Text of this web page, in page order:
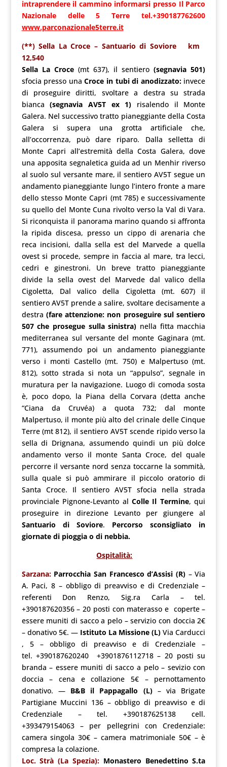
intraprendere il cammino informarsi presso Il Parco
Nazionale delle 5 Terretel.+390187762600
www.parconazionale5terre.it
(**) Sella La Croce – Santuario di Soviore km
12,540
Sella La Croce(mt 637), il sentiero(segnavia 501)
sfocia presso unaCroce in tubi di anodizzato:invece
di proseguire diritti, svoltare a destra su strada
bianca(segnavia AV5T ex 1) risalendo il Monte
Galera. Nel successivo tratto pianeggiante della Costa
Galera si supera una grotta artificiale che,
all’occorrenza, può dare riparo. Dalla selletta di
Monte Capri all’estremità della Costa Galera, dove
una apposita segnaletica guida ad un Menhir riverso
al suolo sul versante mare, il sentiero AV5T segue un
andamento pianeggiante lungo l’intero fronte a mare
dello stesso Monte Capri (mt 785) e successivamente
su quello del Monte Cuna rivolto verso la Val di Vara.
Si riconquista il panorama marino quando si affronta
la ripida discesa, presso un cippo di arenaria che
reca incisioni, dalla sella est del Marvede a quella
ovest si procede, sempre in faccia al mare, tra lecci,
cedri e ginestroni. Un breve tratto pianeggiante
divide la sella ovest del Marvede dal valico della
Cigoletta, Dal valico della Cigoletta (mt. 607) il
sentiero AV5T prende a salire, svoltare decisamente a
destra (fare attenzione: non proseguire sul sentiero
507 che prosegue sulla sinistra) nella fitta macchia
mediterranea sul versante del monte Gaginara (mt.
771), assumendo poi un andamento pianeggiante
verso i monti Castello (mt. 750) e Malpertuso (mt.
812), sotto strada si nota un “appulso”, segnale in
muratura per la navigazione. Luogo di comoda sosta
è, poco dopo, la Piana della Corvara (detta anche
“Ciana da Cruvéa) a quota 732; dal monte
Malpertuso, il monte più alto del crinale delle Cinque
Terre (mt 812), il sentiero AV5T scende ripido verso la
sella di Drignana, assumendo quindi un più dolce
andamento verso il monte Santa Croce, del quale
percorre il versante nord senza toccarne la sommità,
sulla quale si può ammirare il piccolo oratorio di
Santa Croce. Il sentiero AV5T sfocia nella strada
provinciale Pignone-Levanto al Colle Il Termine, qui
proseguire in direzione Levanto per giungere al
Santuario di Soviore. Percorso sconsigliato in
giornate di pioggia o di nebbia.
Ospitalità:
Sarzana: Parrocchia San Francesco d’Assisi (R) – Via
A. Paci, 8 – obbligo di preavviso e di Credenziale –
referenti Don Renzo, Sig.ra Carla – tel.
+390187620356 – 20 posti con materasso e coperte –
essere muniti di sacco a pelo – servizio con doccia 2€
– donativo 5€. —Istituto La Missione (L)Via Carducci
, 5 – obbligo di preavviso e di Credenziale –
tel. +390187620240 +3901876112718 – 20 posti su
branda – essere muniti di sacco a pelo– sevizio con
doccia – cena e collazione 5€ – pernottamento
donativo. — B&B il Pappagallo (L)– via Brigate
Partigiane Muccini 136 – obbligo di preavviso e di
Credenziale – tel. +390187625138 cell.
+393479154063 – per pellegrini con Credenziale:
camera singola 30€ – camera matrimoniale 50€ – è
compresa la colazione.
Loc. Strà (La Spezia): Monastero Benedettino S.ta